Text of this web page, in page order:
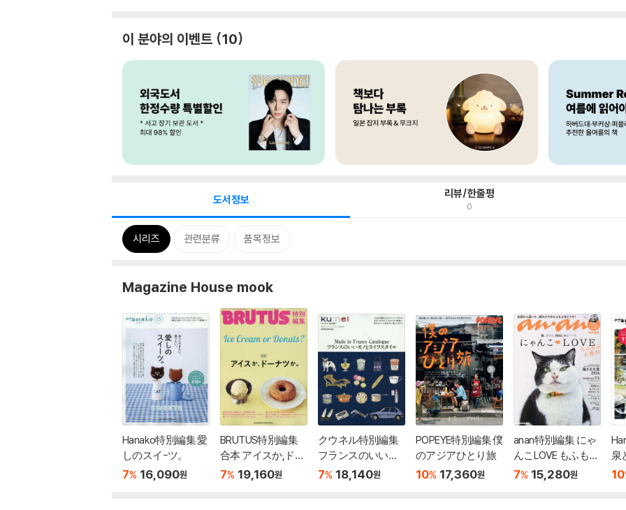
이 분야의 이벤트 10
도서정보 리뷰/한줄평
0
시리즈 관련분류 품목정보
Magazine House mook
Hanako特別編集 愛
しのスイ-ツ。
7% 16,090원
BRUTUS特別編集
合本 アイスか,ド-
ナツか。
7% 19,160원
クウネル特別編集
フランスのいいモ
ノとライフスタイ
7% 18,140원
POPEYE特別編集 僕
のアジアひとり旅
10% 17,360원
anan特別編集 にゃ
んこLOVE もふもふ
大豊作
7% 15,280원
泉
10